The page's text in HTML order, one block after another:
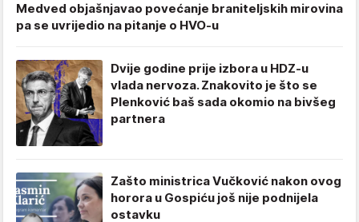
Medved objašnjavao povećanje braniteljskih mirovina
pa se uvrijedio na pitanje o HVO-u
Dvije godine prije izbora u HDZ-u
vlada nervoza. Znakovito je što se
Plenković baš sada okomio na bivšeg
partnera
Zašto ministrica Vučković nakon ovog
horora u Gospiću još nije podnijela
ostavku